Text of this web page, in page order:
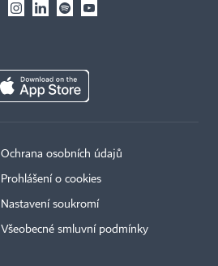
Ochrana osobních údajů
Prohlášení o cookies
Nastavení soukromí
Všeobecné smluvní podmínky